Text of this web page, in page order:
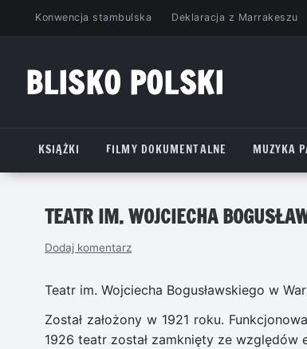
PrzejdźKonwencja stambulska Deklaracja z Marrakeszu
BLISKO POLSKI
KSIĄŻKI
FILMY DOKUMENTALNE MUZYKA
TEATR IM. WOJCIECHA
Dodaj komentarz
Teatr im. Wojciecha Bogusławskiego w
Został założony w 1921 roku.
1926 teatr został zamknięty ze względów